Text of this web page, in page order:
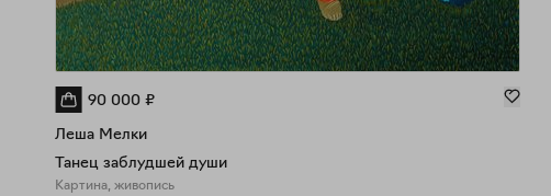
90 000 ₽
Леша Мелки
Танец заблудшей души
Картина, живопись